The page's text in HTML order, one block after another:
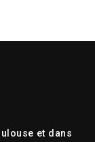
et dans